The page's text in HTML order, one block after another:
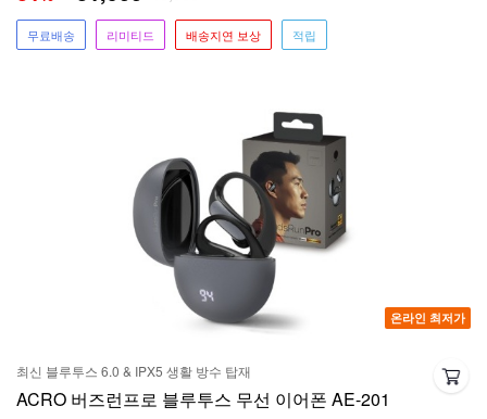
무료배송 리미티드 배송지연 보상 적립
온라인 최저가
최신 블루투스 6.0 & IPX5 생활 방수 탑재
ACRO 버즈런프로 블루투스 무선 이어폰 AE-201